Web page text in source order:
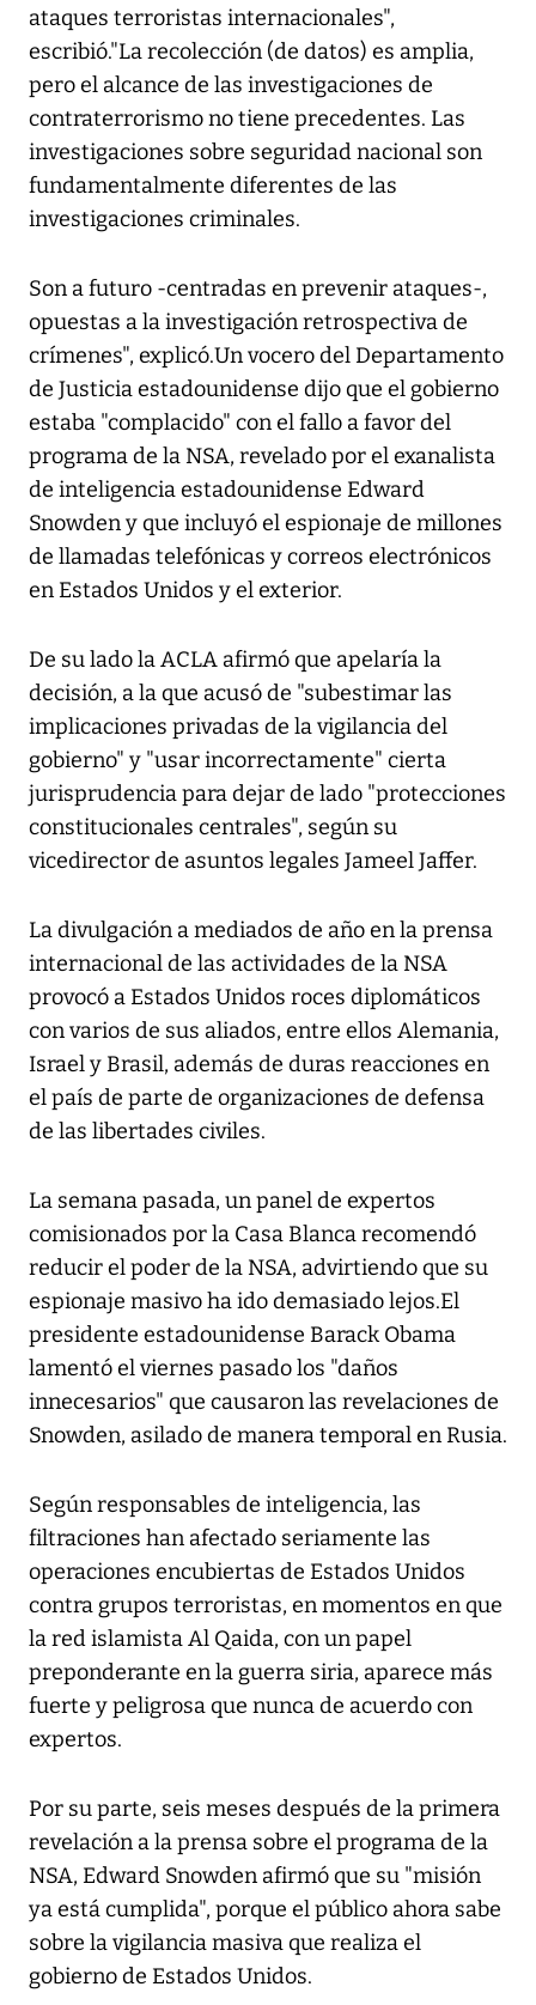
ataques terroristas internacionales",
escribió."La recolección (de datos) es amplia,
pero el alcance de las investigaciones de
contraterrorismo no tiene precedentes. Las
investigaciones sobre seguridad nacional son
fundamentalmente diferentes de las
investigaciones criminales.
Son a futuro -centradas en prevenir ataques-,
opuestas a la investigación retrospectiva de
crímenes", explicó.Un vocero del Departamento
de Justicia estadounidense dijo que el gobierno
estaba "complacido" con el fallo a favor del
programa de la NSA, revelado por el exanalista
de inteligencia estadounidense Edward
Snowden y que incluyó el espionaje de millones
de llamadas telefónicas y correos electrónicos
en Estados Unidos y el exterior.
De su lado la ACLA afirmó que apelaría la
decisión, a la que acusó de "subestimar las
implicaciones privadas de la vigilancia del
gobierno" y "usar incorrectamente" cierta
jurisprudencia para dejar de lado "protecciones
constitucionales centrales", según su
vicedirector de asuntos legales Jameel Jaffer.
La divulgación a mediados de año en la prensa
internacional de las actividades de la NSA
provocó a Estados Unidos roces diplomáticos
con varios de sus aliados, entre ellos Alemania,
Israel y Brasil, además de duras reacciones en
el país de parte de organizaciones de defensa
de las libertades civiles.
La semana pasada, un panel de expertos
comisionados por la Casa Blanca recomendó
reducir el poder de la NSA, advirtiendo que su
espionaje masivo ha ido demasiado lejos.El
presidente estadounidense Barack Obama
lamentó el viernes pasado los "daños
innecesarios" que causaron las revelaciones de
Snowden, asilado de manera temporal en Rusia.
Según responsables de inteligencia, las
filtraciones han afectado seriamente las
operaciones encubiertas de Estados Unidos
contra grupos terroristas, en momentos en que
la red islamista Al Qaida, con un papel
preponderante en la guerra siria, aparece más
fuerte y peligrosa que nunca de acuerdo con
expertos.
Por su parte, seis meses después de la primera
revelación a la prensa sobre el programa de la
NSA, Edward Snowden afirmó que su "misión
ya está cumplida", porque el público ahora sabe
sobre la vigilancia masiva que realiza el
gobierno de Estados Unidos.